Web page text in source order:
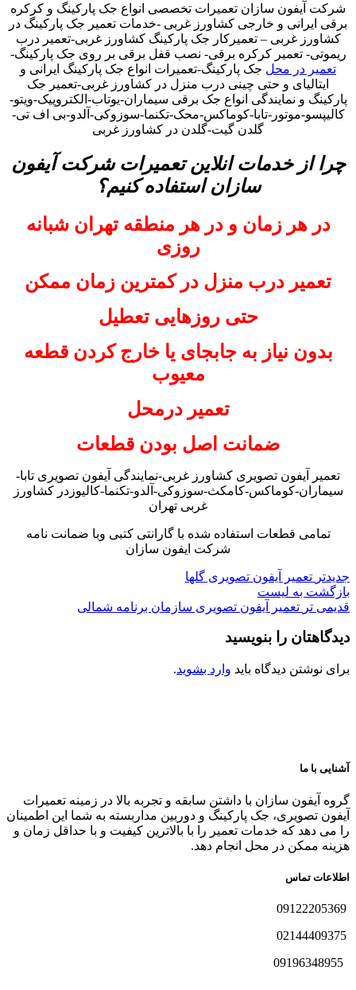
شرکت آیفون سازان تعمیرات تخصصی انواع جک پارکینگ و کرکره
برقی ایرانی و خارجی کشاورز غربی -خدمات تعمیر جک پارکینگ در
کشاورز غربی – تعمیرکار جک پارکینگ کشاورز غربی-تعمیر درب
ریموتی- تعمیر کرکره برقی- نصب قفل برقی بر روی جک پارکینگ-
تعمیر در محل جک پارکینگ-تعمیرات انواع جک پارکینگ ایرانی و
ایتالیای و حتی چینی درب منزل در کشاورز غربی-تعمیر جک
پارکینگ و نمایندگی انواع جک برقی سیماران-یوتاب-الکتروپیک-ویتو-
کالیپسو-موتور-تابا-کوماکس-محک-تکنما-سوزوکی-آلدو-بی اف تی-
گلدن گیت-گلدن در کشاورز غربی
چرا از خدمات انلاین تعمیرات شرکت آیفون
سازان استفاده کنیم؟
در هر زمان و در هر منطقه تهران شبانه
روزی
تعمیر درب منزل در کمترین زمان ممکن
حتی روزهایی تعطیل
بدون نیاز به جابجای یا خارج کردن قطعه
معیوب
تعمیر درمحل
ضمانت اصل بودن قطعات
تعمیر آیفون تصویری کشاورز غربی-نمایندگی آیفون تصویری تابا-
سیماران-کوماکس-کامکث-سوزوکی-آلدو-تکنما-کالیوزدر کشاورز
غربی تهران
تمامی قطعات استفاده شده با گارانتی کتبی وبا ضمانت نامه
شرکت ایفون سازان
جدیدتر تعمیر آیفون تصویری گلها
بازگشت به لیست
قدیمی تر تعمیر آیفون تصویری سازمان برنامه شمالی
دیدگاهتان را بنویسید
برای نوشتن دیدگاه باید وارد بشوید.
آشنایی با ما
گروه آیفون سازان با داشتن سابقه و تجربه بالا در زمینه تعمیرات
آیفون تصویری، جک پارکینگ و دوربین مداربسته به شما این اطمینان
را می دهد که خدمات تعمیر را با بالاترین کیفیت و با حداقل زمان و
هزینه ممکن در محل انجام دهد.
اطلاعات تماس